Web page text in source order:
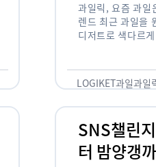
과일릭, 요즘 과일
렌드 최근 과일을
디저트로 색다르
…
LOGIKET과일과일
SNS챌린
터 밤양갱